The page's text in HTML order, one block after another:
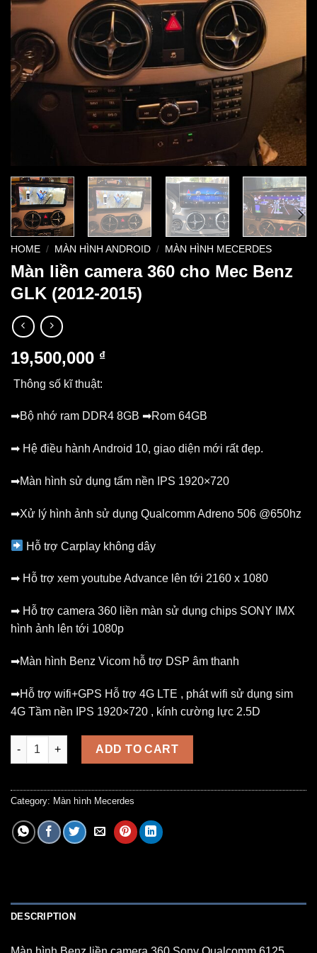
HOME / MÀN HÌNH ANDROID / MÀN HÌNH MECERDES
Màn liền camera 360 cho Mec Benz
GLK (2012-2015)
19,500,000 ₫
Thông số kĩ thuật:
➡Bộ nhớ ram DDR4 8GB ➡Rom 64GB
➡ Hệ điều hành Android 10, giao diện mới rất đẹp.
➡Màn hình sử dụng tấm nền IPS 1920×720
➡Xử lý hình ảnh sử dụng Qualcomm Adreno 506 @650hz
Hỗ trợ Carplay không dây
➡ Hỗ trợ xem youtube Advance lên tới 2160 x 1080
➡ Hỗ trợ camera 360 liền màn sử dụng chips SONY IMX
hình ảnh lên tới 1080p
➡Màn hình Benz Vicom hỗ trợ DSP âm thanh
➡Hỗ trợ wifi+GPS Hỗ trợ 4G LTE , phát wifi sử dụng sim
4G Tầm nền IPS 1920×720 , kính cường lực 2.5D
Màn liền camera 360 cho Mec Benz GLK (2012-2015) quantity
ADD TO CART
Category: Màn hình Mecerdes
DESCRIPTION